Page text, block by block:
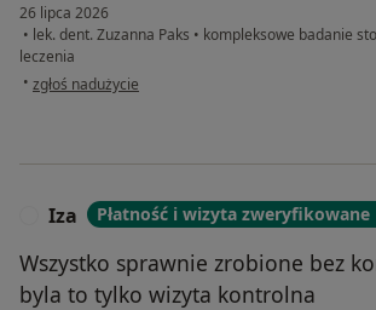
26 lipca 2026
• lek. dent. Zuzanna Paks • kompleksowe badanie
leczenia
• w opinii użytkownika Hanna
zgłoś nadużycie
Iza Płatność i wizyta zweryfikowane
Wszystko sprawnie zrobione bez
byla to tylko wizyta kontrolna